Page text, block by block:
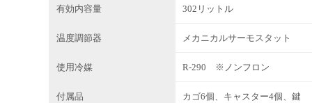
有効内容量 302リットル
温度調節器 メカニカルサーモスタット
使用冷媒 R-290 ※ノンフロン
付属品 カゴ6個、キャスター4個、鍵